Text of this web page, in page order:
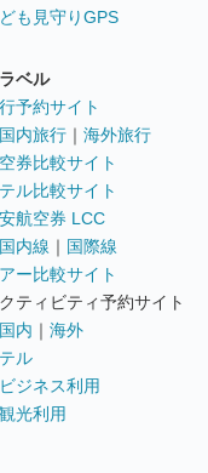
も見守りGPS
ラベル
予約サイト
国内旅行 ｜ 海外旅行
券比較サイト
ル比較サイト
航空券 LCC
国内線 ｜ 国際線
ー比較サイト
ティビティ予約サイト
国内 ｜ 海外
ル
ビジネス利用
観光利用